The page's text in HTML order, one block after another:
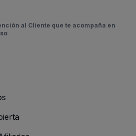
al Cliente que te acompaña en